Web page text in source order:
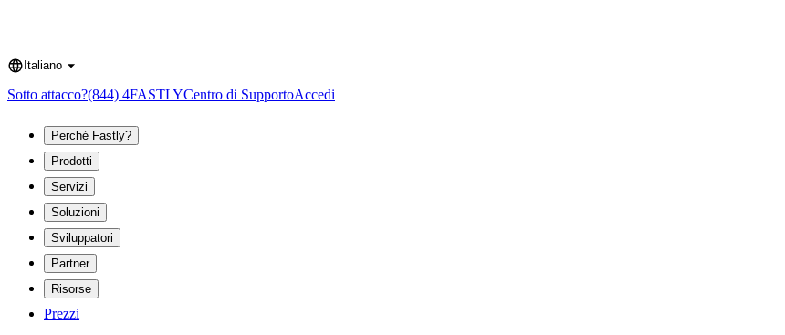
Language
Italiano
Sotto attacco?(844) 4FASTLYCentro di SupportoAccedi
Perché Fastly?
Prodotti
Servizi
Soluzioni
Sviluppatori
Partner
Risorse
Prezzi